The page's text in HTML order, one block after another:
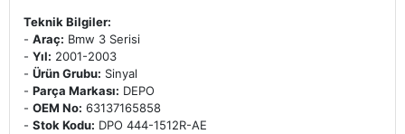
Teknik Bilgiler:
- Araç: Bmw 3 Serisi
- Yıl: 2001-2003
- Ürün Grubu: Sinyal
- Parça Markası: DEPO
- OEM No: 63137165858
- Stok Kodu: DPO 444-1512R-AE